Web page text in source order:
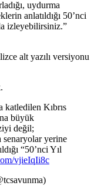
uydurma
anlatıldığı 50’nci
izleyebilirsiniz.”
alt yazılı versiyonu
katledilen Kıbrıs
büyük
değil;
senaryolar yerine
“50’nci Yıl
vjieIqIi8c